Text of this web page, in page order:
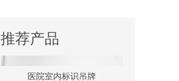
推荐产品